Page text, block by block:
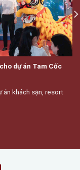
dự án Tam Cốc
án khách sạn, resort